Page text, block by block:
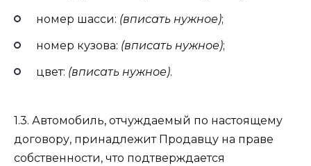
номер шасси: (вписать нужное);
номер кузова: (вписать нужное);
цвет: (вписать нужное).
1.3. Автомобиль, отчуждаемый по настоящему
договору, принадлежит Продавцу на праве
собственности, что подтверждается